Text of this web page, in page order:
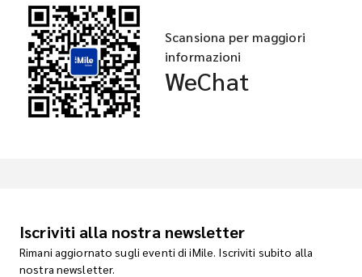
Scansiona per maggiori
informazioni
WeChat
Iscriviti alla nostra newsletter
Rimani aggiornato sugli eventi di iMile. Iscriviti subito alla
nostra newsletter.